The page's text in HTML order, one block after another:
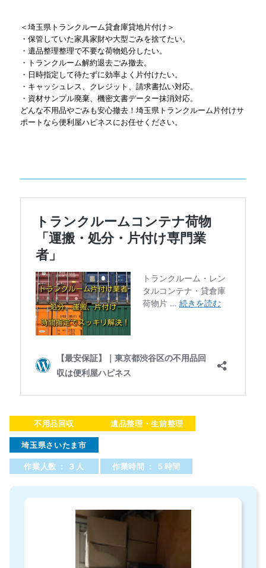
＜埼玉県トランクルーム貸倉庫貸地片付け＞
・保管していた家具家財や大型ごみを捨てたい。
・遺品整理整理で不要な荷物処分したい。
・トランクルーム解約退去ごみ撤去。
・日時指定して待たずに効率よく片付けたい。
・キャッシュレス、クレジット、請求書払い対応。
・資材サンプル廃棄、機密文書データー抹消対応。
どんな不用品やごみも安心撤去！埼玉県トランクルーム片付けサ
ポートなら便利屋ハピネスにお任せください。
不用品回収
遺品整理・生前整理
埼玉県さいたま市
作業人数 : ３人
作業時間 : ５時間